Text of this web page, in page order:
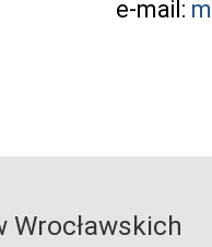
e-mail:
Wrocławskich